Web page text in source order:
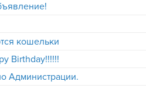
кошельки
Birthday!!!!!!
Администрации.